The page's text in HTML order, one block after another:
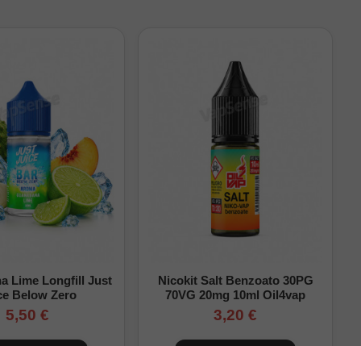
Lime Longfill Just
Below Zero
5,50 €
Nicokit Salt Benzoato 30PG
70VG 20mg 10ml Oil4vap
3,20 €